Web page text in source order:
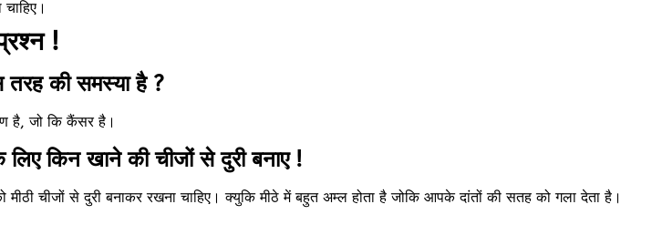
!
की समस्या है ?
है, जो कि कैंसर है।
किन खाने की चीजों से दुरी बनाए !
चीजों से दुरी बनाकर रखना चाहिए। क्युकि मीठे में बहुत अम्ल होता है जोकि आपके दांतों की सतह को गला देता है।